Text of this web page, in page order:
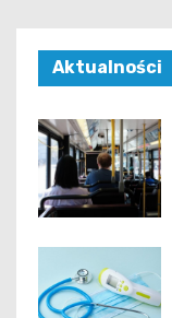
Aktualności